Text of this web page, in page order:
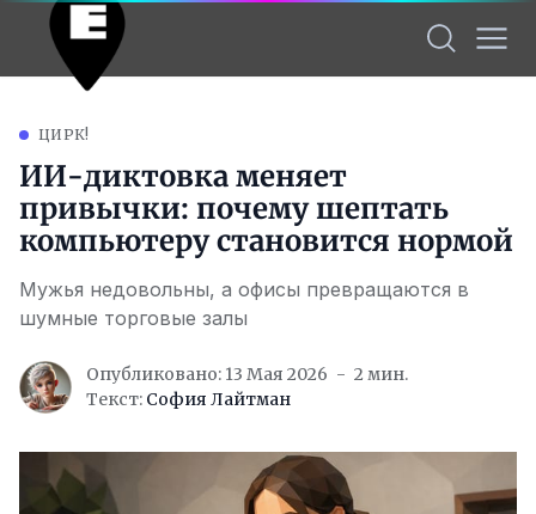
ЦИРК!
ИИ-диктовка меняет
привычки: почему шептать
компьютеру становится нормой
Мужья недовольны, а офисы превращаются в
шумные торговые залы
Опубликовано: 13 Мая 2026
2 мин.
Текст: София Лайтман